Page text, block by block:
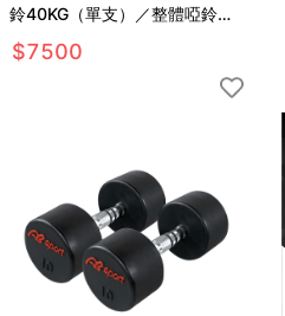
鈴40KG（單支）／整體啞鈴／
重量啞鈴／重量訓練
$7500